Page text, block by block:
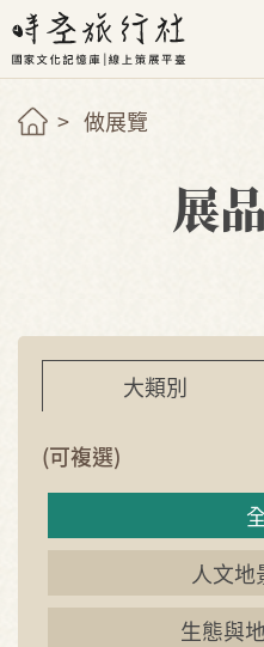
做展覽
展
大類別
(可複選)
人文地
生態與